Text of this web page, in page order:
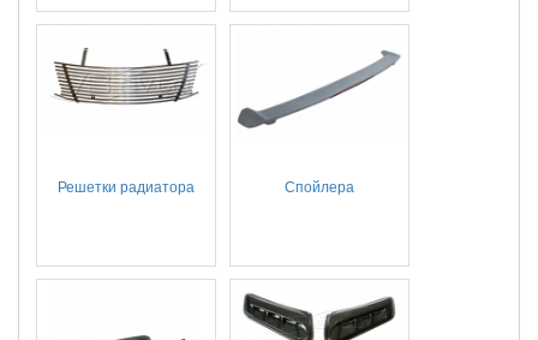
Решетки радиатора Спойлера